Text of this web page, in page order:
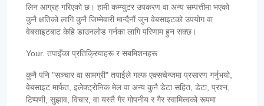
लिन आग्रह गरिएको छ। हामी कम्प्युटर उपकरण वा अन्य सम्पत्तीमा भएको
कुनै क्षतिको लागि कुनै जिम्मेवारी मान्दैनौं जुन वेबसाइटको उपयोग वा
वेबसाइटबाट केहि डाउनलोड गर्नका लागि परिणाम हुन सक्छ।
Your. तपाइँका प्रतिक्रियाहरू र सबमिशनहरू
कुनै पनि "सञ्चार वा सामग्री" तपाईले गल्फ एक्सचेन्जमा प्रसारण गर्नुभयो,
वेबसाइट मार्फत, इलेक्ट्रोनिक मेल वा अन्य कुनै डेटा सहित, डेटा, प्रश्न,
टिप्पणी, सुझाव, विचार, वा यस्तै गैर गोपनीय र गैर स्वामित्वको रूपमा